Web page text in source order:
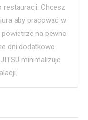
restauracji. Chcesz
aby pracować w
na pewno
dni dodatkowo
minimalizuje